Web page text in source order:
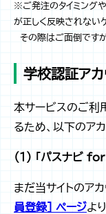
※ご発注のタイミング
が正しく反映されない
その際はご面倒ですが
学校認証アカ
本サービスのご利
るため、以下のア
（1） 「パスナビ
まだ当サイトのア
員登録］ ページよ